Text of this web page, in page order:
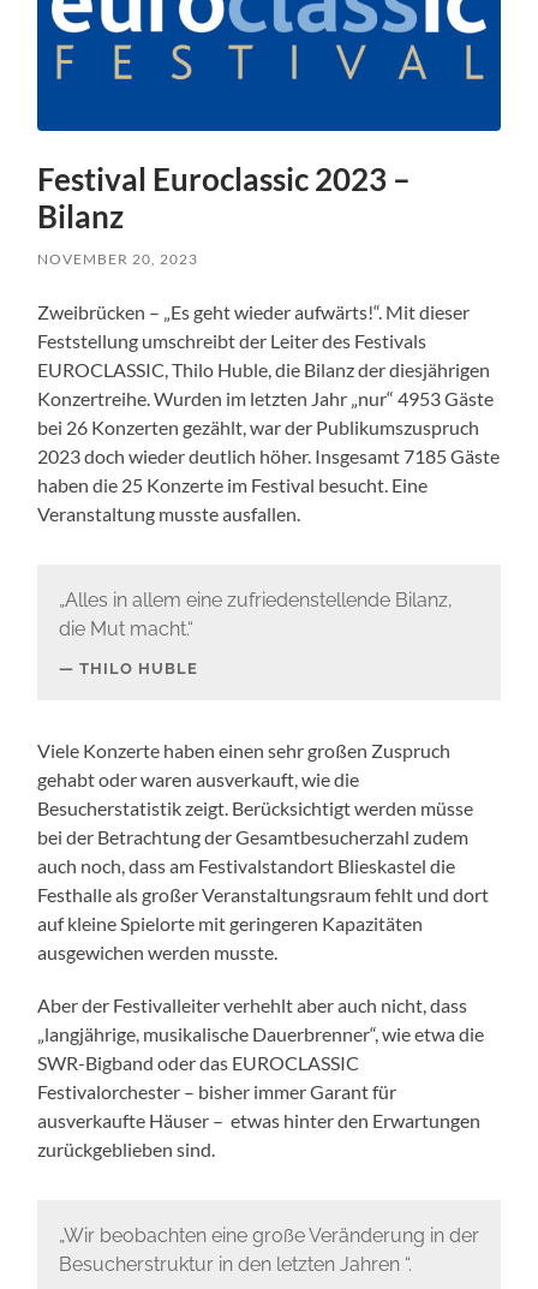
Festival Euroclassic 2023 –
Bilanz
NOVEMBER 20, 2023
Zweibrücken – „Es geht wieder aufwärts!“. Mit dieser
Feststellung umschreibt der Leiter des Festivals
EUROCLASSIC, Thilo Huble, die Bilanz der diesjährigen
Konzertreihe. Wurden im letzten Jahr „nur“ 4953 Gäste
bei 26 Konzerten gezählt, war der Publikumszuspruch
2023 doch wieder deutlich höher. Insgesamt 7185 Gäste
haben die 25 Konzerte im Festival besucht. Eine
Veranstaltung musste ausfallen.
„Alles in allem eine zufriedenstellende Bilanz,
die Mut macht.“
THILO HUBLE
Viele Konzerte haben einen sehr großen Zuspruch
gehabt oder waren ausverkauft, wie die
Besucherstatistik zeigt. Berücksichtigt werden müsse
bei der Betrachtung der Gesamtbesucherzahl zudem
auch noch, dass am Festivalstandort Blieskastel die
Festhalle als großer Veranstaltungsraum fehlt und dort
auf kleine Spielorte mit geringeren Kapazitäten
ausgewichen werden musste.
Aber der Festivalleiter verhehlt aber auch nicht, dass
„langjährige, musikalische Dauerbrenner“, wie etwa die
SWR-Bigband oder das EUROCLASSIC
Festivalorchester – bisher immer Garant für
ausverkaufte Häuser – etwas hinter den Erwartungen
zurückgeblieben sind.
„Wir beobachten eine große Veränderung in der
Besucherstruktur in den letzten Jahren “.